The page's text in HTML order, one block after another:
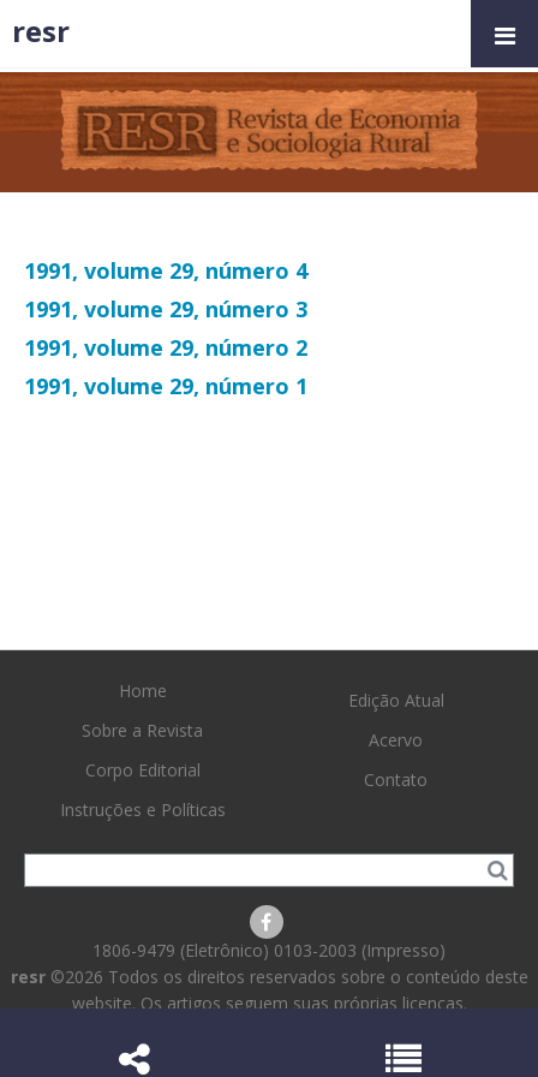
1991, volume 29, número 4
1991, volume 29, número 3
1991, volume 29, número 2
1991, volume 29, número 1
Home
Sobre a Revista
Corpo Editorial
Instruções e Políticas
Edição Atual
Acervo
Contato
1806-9479 (Eletrônico) 0103-2003 (Impresso)
resr ©2026 Todos os direitos reservados sobre o conteúdo deste
website. Os artigos seguem suas próprias licenças.
resr